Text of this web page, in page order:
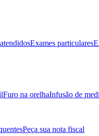
Exames particulares
Furo na orelhaInfusão de
Peça sua nota fiscal